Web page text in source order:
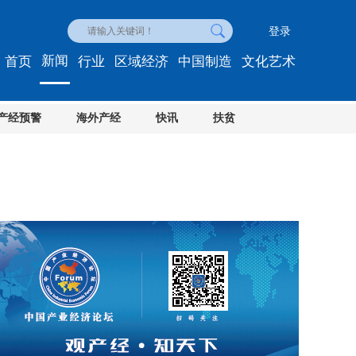
登录
首页 新闻
经预警 海外产经 快讯 扶贫
行业 区域经济 中国制造 文化艺术